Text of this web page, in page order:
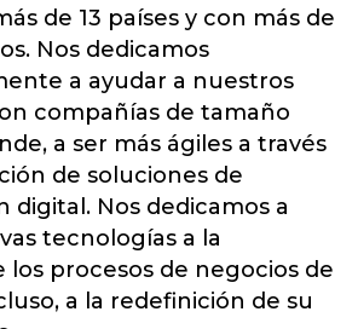
de 13 países y con más de
Nos dedicamos
a ayudar a nuestros
compañías de tamaño
a ser más ágiles a través
de soluciones de
digital. Nos dedicamos a
tecnologías a la
los procesos de negocios de
a la redefinición de su